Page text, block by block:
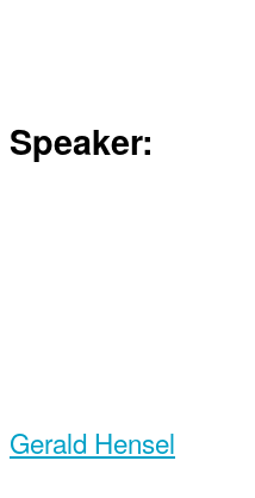
Speaker:
Gerald Hensel